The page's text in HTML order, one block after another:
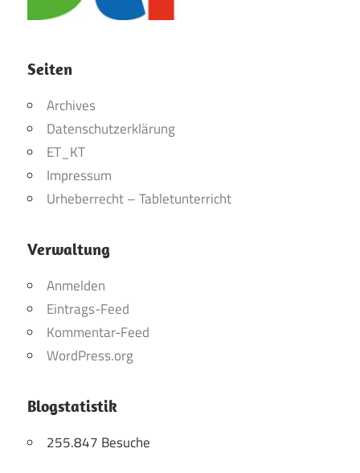
Seiten
Archives
Datenschutzerklärung
ET_KT
Impressum
Urheberrecht – Tabletunterricht
Verwaltung
Anmelden
Eintrags-Feed
Kommentar-Feed
WordPress.org
Blogstatistik
255.847 Besuche